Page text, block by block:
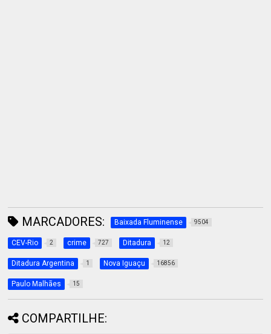
MARCADORES: Baixada Fluminense 9504
CEV-Rio 2 crime 727 Ditadura 12
Ditadura Argentina 1 Nova Iguaçu 16856
Paulo Malhães 15
COMPARTILHE: